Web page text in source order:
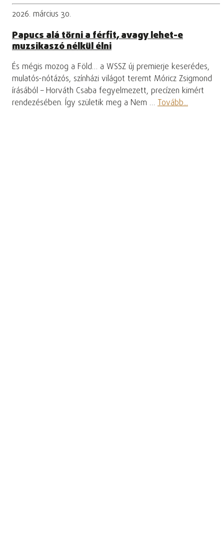
2026. március 30.
Papucs alá törni a férfit, avagy lehet-e
muzsikaszó nélkül élni
És mégis mozog a Föld… a WSSZ új premierje keserédes,
mulatós-nótázós, színházi világot teremt Móricz Zsigmond
írásából – Horváth Csaba fegyelmezett, precízen kimért
rendezésében. Így születik meg a Nem … Tovább...